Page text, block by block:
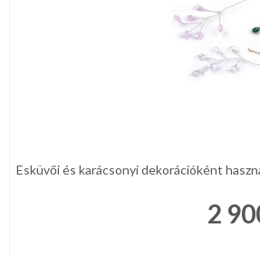
Esküvői és karácsonyi dekorációként
2